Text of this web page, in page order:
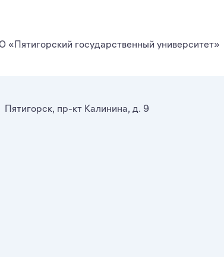
государственный университет»
Пятигорск, пр-кт Калинина, д. 9